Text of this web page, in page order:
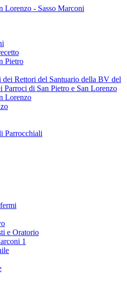
Lorenzo - Sasso Marconi
Pietro
dei Rettori del Santuario della BV del
Parroci di San Pietro e San Lorenzo
Lorenzo
Parrocchiali
e Oratorio
1